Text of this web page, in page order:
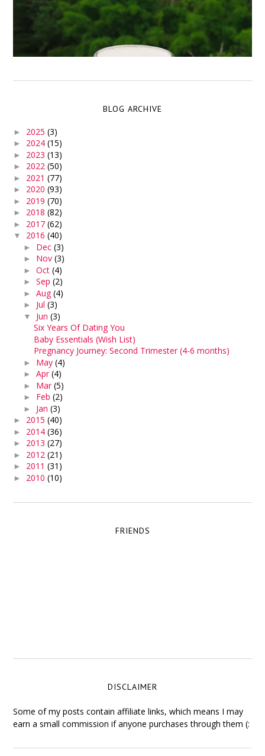
BLOG ARCHIVE
► 2025(3)
► 2024(15)
► 2023(13)
► 2022(50)
► 2021(77)
► 2020(93)
► 2019(70)
► 2018(82)
► 2017(62)
▼ 2016(40)
► Dec(3)
► Nov(3)
►Oct(4)
►Sep(2)
►Aug(4)
► Jul(3)
▼ Jun(3)
Six Years Of Dating You
Baby Essentials (Wish List)
Pregnancy Journey: Second Trimester (4-6 months)
► May(4)
►Apr(4)
► Mar(5)
► Feb(2)
► Jan(3)
► 2015(40)
► 2014(36)
► 2013(27)
► 2012(21)
► 2011(31)
► 2010(10)
FRIENDS
DISCLAIMER
Some of my posts contain affiliate links, which means I may
earn a small commission if anyone purchases through them (: